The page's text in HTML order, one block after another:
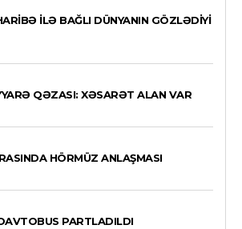
ILƏ BAĞLI DÜNYANIN GÖZLƏDIYI
QƏZASI: XƏSARƏT ALAN VAR
HÖRMÜZ ANLAŞMASI
PARTLADILDI